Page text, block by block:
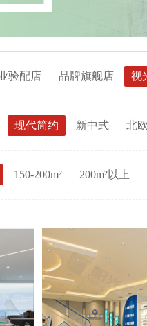
验配店 品牌旗舰店 视
现代简约 新中式 北
150-200m² 200m²以上